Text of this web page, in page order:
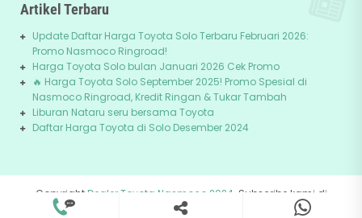
082135707557 +62-81229745678
Artikel Terbaru
Update Daftar Harga Toyota Solo Terbaru Februari 2026:
Promo Nasmoco Ringroad!
Harga Toyota Solo bulan Januari 2026 Cek Promo
🔥 Harga Toyota Solo September 2025! Promo Spesial di
Nasmoco Ringroad, Kredit Ringan & Tukar Tambah
Liburan Nataru seru bersama Toyota
Daftar Harga Toyota di Solo Desember 2024
CopyrightDealer Toyota Nasmoco 2024 . Subscribe kami di
Youtube